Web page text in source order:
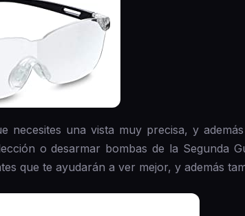
necesites una vista muy precisa, y
o desarmar bombas de la Segunda
que te ayudarán a ver mejor, y además